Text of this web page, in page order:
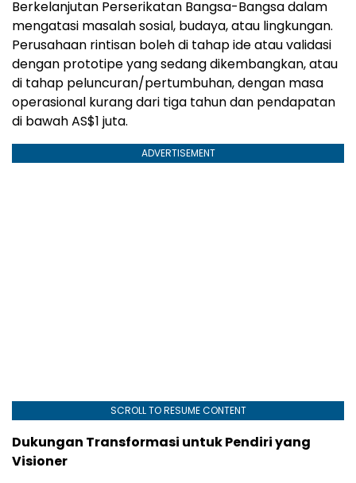
Berkelanjutan Perserikatan Bangsa-Bangsa dalam
mengatasi masalah sosial, budaya, atau lingkungan.
Perusahaan rintisan boleh di tahap ide atau validasi
dengan prototipe yang sedang dikembangkan, atau
di tahap peluncuran/pertumbuhan, dengan masa
operasional kurang dari tiga tahun dan pendapatan
di bawah AS$1 juta.
ADVERTISEMENT
SCROLL TO RESUME CONTENT
Dukungan Transformasi untuk Pendiri yang
Visioner